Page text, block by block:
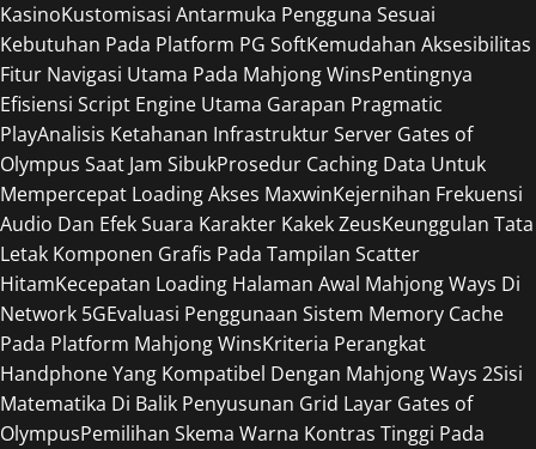
KasinoKustomisasi Antarmuka Pengguna Sesuai
Kebutuhan Pada Platform PG SoftKemudahan Aksesibilitas
Fitur Navigasi Utama Pada Mahjong WinsPentingnya
Efisiensi Script Engine Utama Garapan Pragmatic
PlayAnalisis Ketahanan Infrastruktur Server Gates of
Olympus Saat Jam SibukProsedur Caching Data Untuk
Mempercepat Loading Akses MaxwinKejernihan Frekuensi
Audio Dan Efek Suara Karakter Kakek ZeusKeunggulan Tata
Letak Komponen Grafis Pada Tampilan Scatter
HitamKecepatan Loading Halaman Awal Mahjong Ways Di
Network 5GEvaluasi Penggunaan Sistem Memory Cache
Pada Platform Mahjong WinsKriteria Perangkat
Handphone Yang Kompatibel Dengan Mahjong Ways 2Sisi
Matematika Di Balik Penyusunan Grid Layar Gates of
OlympusPemilihan Skema Warna Kontras Tinggi Pada